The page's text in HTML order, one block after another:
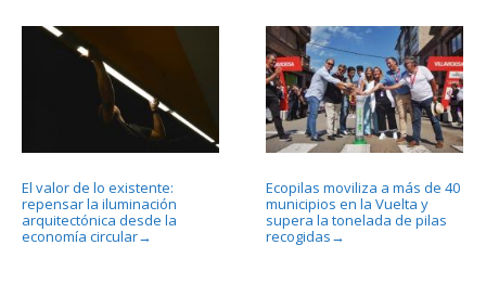
El valor de lo existente:
repensar la iluminación
arquitectónica desde la
economía circular→
Ecopilas moviliza a más de 40
municipios en la Vuelta y
supera la tonelada de pilas
recogidas →